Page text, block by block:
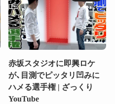
赤坂スタジオに即興ロケ
が、目測でピッタリ凹みに
ハメる選手権 | ざっくり
YouTube